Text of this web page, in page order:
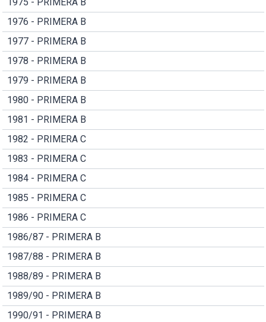
1976 - PRIMERA B
1977 - PRIMERA B
1978 - PRIMERA B
1979 - PRIMERA B
1980 - PRIMERA B
1981 - PRIMERA B
1982 - PRIMERA C
1983 - PRIMERA C
1984 - PRIMERA C
1985 - PRIMERA C
1986 - PRIMERA C
1986/87 - PRIMERA B
1987/88 - PRIMERA B
1988/89 - PRIMERA B
1989/90 - PRIMERA B
1990/91 - PRIMERA B